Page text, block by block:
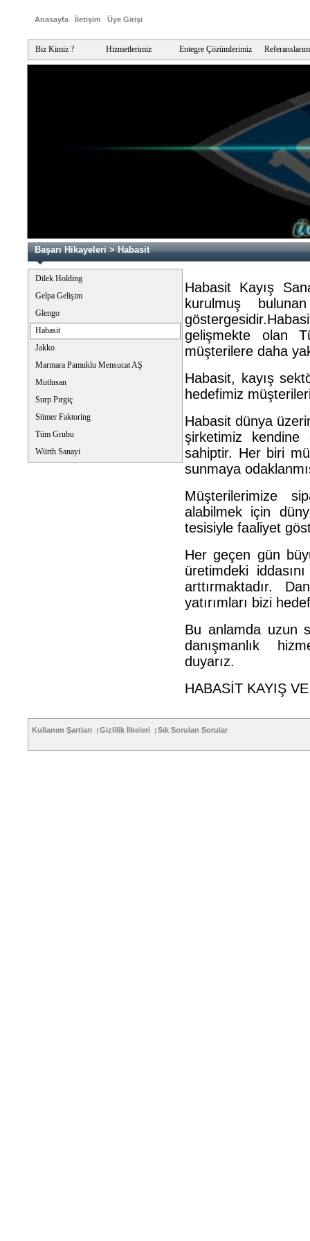
Anasayfa İletişim Üye Girişi
Biz Kimiz ? Hizmetlerimiz Entegre Çözümlerimiz
Başarı Hikayeleri > Habasit
Dilek Holding
Gelpa Gelişim
Glengo
Habasit
Jakko
Marmara Pamuklu Mensucat AŞ
Mutlusan
Surp Pırgiç
Sümer Faktoring
Tüm Grubu
Würth Sanayi
Habasit Kayış
kurulmuş
gelişmekte olan
müşterilere daha
Habasit, kayış
hedefimiz
Habasit dünya
şirketimiz
sahiptir. Her biri
sunmaya
Müşterilerimize
alabilmek için
tesisiyle faaliyet
Her geçen gün
üretimdeki
arttırmaktadır.
yatırımları bizi
Bu anlamda uzun
danışmanlık
duyarız.
HABASİT KAYIŞ
Kullanım Şartları Gizlilik İlkeleri Sık Sorulan Sorular